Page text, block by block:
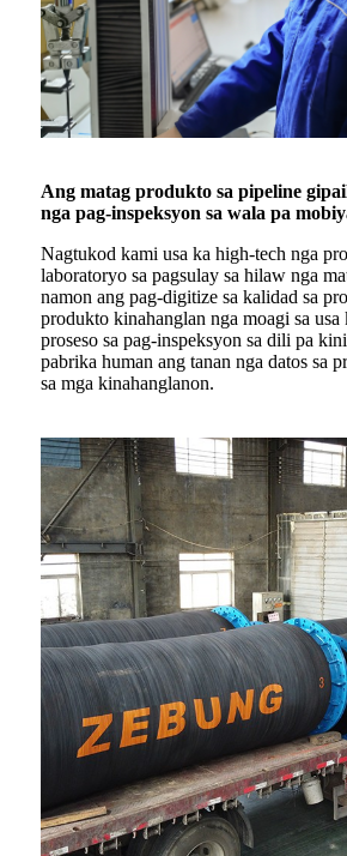
Ang matag produkto sa pipeline
nga pag-inspeksyon sa wala pa
Nagtukod kami usa ka high-tech nga
laboratoryo sa pagsulay sa hilaw nga
namon ang pag-digitize sa kalidad sa
produkto kinahanglan nga moagi sa usa
proseso sa pag-inspeksyon sa dili pa
pabrika human ang tanan nga datos sa
sa mga kinahanglanon.